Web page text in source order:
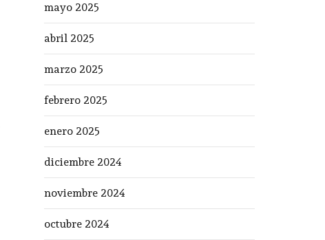
mayo 2025
abril 2025
marzo 2025
febrero 2025
enero 2025
diciembre 2024
noviembre 2024
octubre 2024